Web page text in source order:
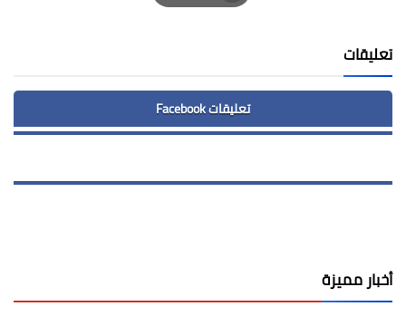
Print
تعليقات
تعليقات Facebook
أخبار مميزة